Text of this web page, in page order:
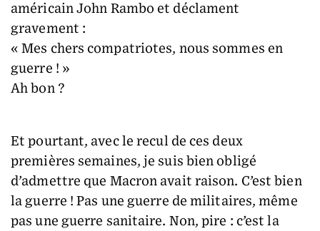
américain John Rambo et déclament
gravement :
« Mes chers compatriotes, nous sommes en
guerre ! »
Ah bon ?
Et pourtant, avec le recul de ces deux
premières semaines, je suis bien obligé
d’admettre que Macron avait raison. C’est bien
la guerre ! Pas une guerre de militaires, même
pas une guerre sanitaire. Non, pire : c’est la